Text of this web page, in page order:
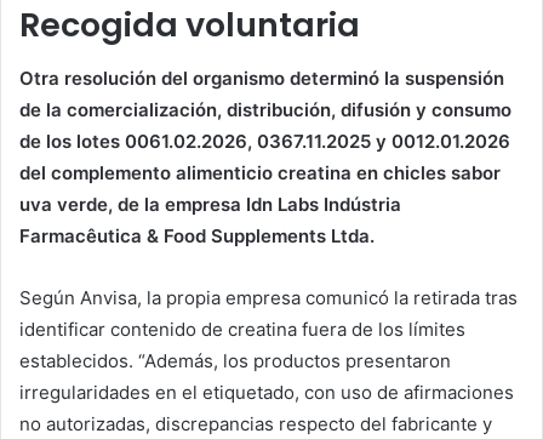
Recogida voluntaria
Otra resolución del organismo determinó la suspensión
de la comercialización, distribución, difusión y consumo
de los lotes 0061.02.2026, 0367.11.2025 y 0012.01.2026
del complemento alimenticio creatina en chicles sabor
uva verde, de la empresa Idn Labs Indústria
Farmacêutica & Food Supplements Ltda.
Según Anvisa, la propia empresa comunicó la retirada tras
identificar contenido de creatina fuera de los límites
establecidos. “Además, los productos presentaron
irregularidades en el etiquetado, con uso de afirmaciones
no autorizadas, discrepancias respecto del fabricante y